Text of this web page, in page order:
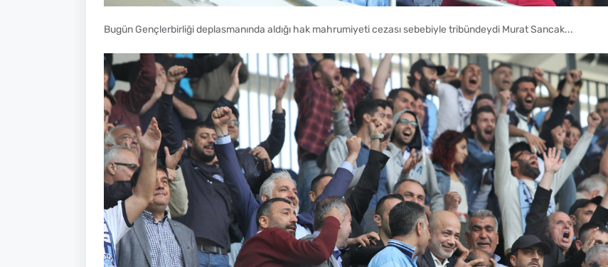
Bugün Gençlerbirliği deplasmanında aldığı hak mahrumiyeti cezası sebebiyle tribündeydi Murat Sancak...